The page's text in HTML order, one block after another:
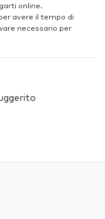
online.
avere il tempo di
necessario per